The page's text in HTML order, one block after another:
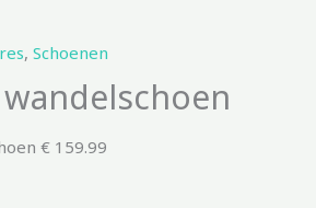
, Schoenen
€ 159.99